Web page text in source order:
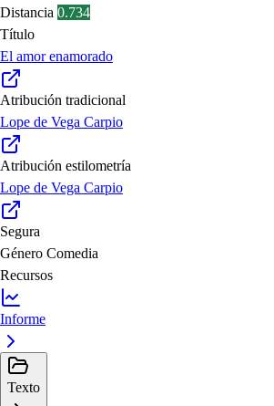
Distancia 0.734
Título
El amor enamorado
Atribución tradicional
Lope de Vega Carpio
Atribución estilometría
Lope de Vega Carpio
Segura
Género Comedia
Recursos
Informe
Texto